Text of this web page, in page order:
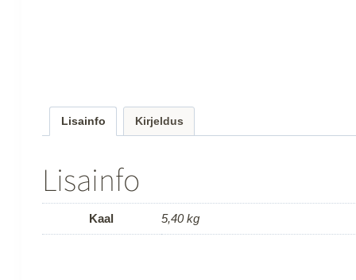
Lisainfo Kirjeldus
Lisainfo
Kaal 5,40 kg